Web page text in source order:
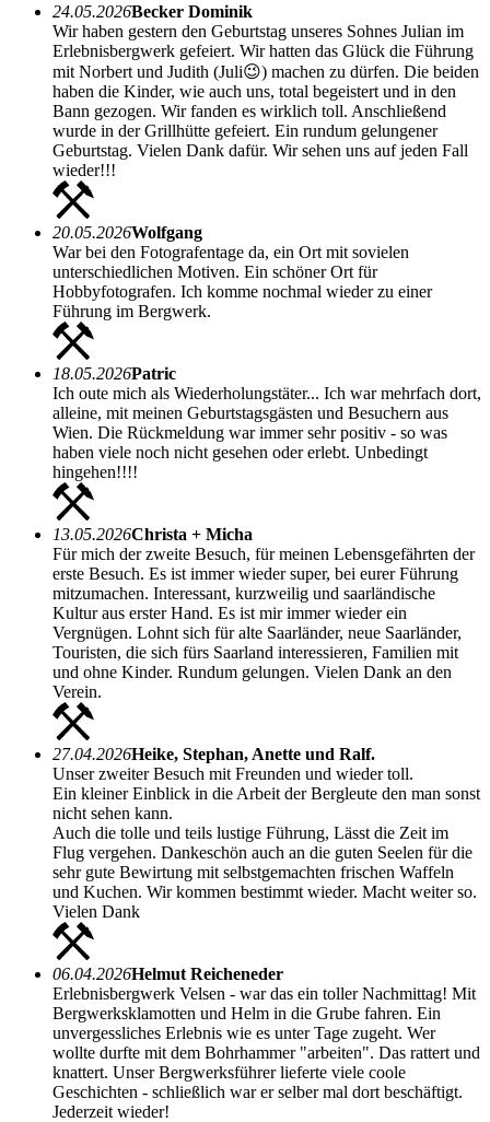
24.05.2026Becker Dominik
Wir haben gestern den Geburtstag unseres Sohnes Julian im
Erlebnisbergwerk gefeiert. Wir hatten das Glück die Führung
mit Norbert und Judith (Juli😉) machen zu dürfen. Die beiden
haben die Kinder, wie auch uns, total begeistert und in den
Bann gezogen. Wir fanden es wirklich toll. Anschließend
wurde in der Grillhütte gefeiert. Ein rundum gelungener
Geburtstag. Vielen Dank dafür. Wir sehen uns auf jeden Fall
wieder!!!
20.05.2026Wolfgang
War bei den Fotografentage da, ein Ort mit sovielen
unterschiedlichen Motiven. Ein schöner Ort für
Hobbyfotografen. Ich komme nochmal wieder zu einer
Führung im Bergwerk.
18.05.2026Patric
Ich oute mich als Wiederholungstäter... Ich war mehrfach dort,
alleine, mit meinen Geburtstagsgästen und Besuchern aus
Wien. Die Rückmeldung war immer sehr positiv - so was
haben viele noch nicht gesehen oder erlebt. Unbedingt
hingehen!!!!
13.05.2026Christa + Micha
Für mich der zweite Besuch, für meinen Lebensgefährten der
erste Besuch. Es ist immer wieder super, bei eurer Führung
mitzumachen. Interessant, kurzweilig und saarländische
Kultur aus erster Hand. Es ist mir immer wieder ein
Vergnügen. Lohnt sich für alte Saarländer, neue Saarländer,
Touristen, die sich fürs Saarland interessieren, Familien mit
und ohne Kinder. Rundum gelungen. Vielen Dank an den
Verein.
27.04.2026Heike, Stephan, Anette und Ralf.
Unser zweiter Besuch mit Freunden und wieder toll.
Ein kleiner Einblick in die Arbeit der Bergleute den man sonst
nicht sehen kann.
Auch die tolle und teils lustige Führung, Lässt die Zeit im
Flug vergehen. Dankeschön auch an die guten Seelen für die
sehr gute Bewirtung mit selbstgemachten frischen Waffeln
und Kuchen. Wir kommen bestimmt wieder. Macht weiter so.
Vielen Dank
06.04.2026Helmut Reicheneder
Erlebnisbergwerk Velsen - war das ein toller Nachmittag! Mit
Bergwerksklamotten und Helm in die Grube fahren. Ein
unvergessliches Erlebnis wie es unter Tage zugeht. Wer
wollte durfte mit dem Bohrhammer "arbeiten". Das rattert und
knattert. Unser Bergwerksführer lieferte viele coole
Geschichten - schließlich war er selber mal dort beschäftigt.
Jederzeit wieder!